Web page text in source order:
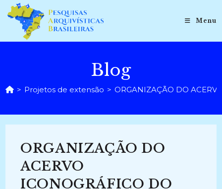
para
conteúdo
Menu
Blog
> Projetos de extensão > ORGANIZAÇÃO DO
ORGANIZAÇÃO DO
ACERVO
ICONOGRÁFICO DO